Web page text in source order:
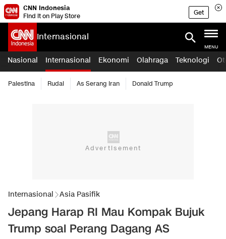
CNN Indonesia
Find it on Play Store
Get
Internasional
MENU
Nasional Internasional Ekonomi Olahraga Teknologi
Palestina Rudal As Serang Iran Donald Trump
Internasional Asia Pasifik
Jepang Harap RI Mau Kompak Bujuk
Trump soal Perang Dagang AS